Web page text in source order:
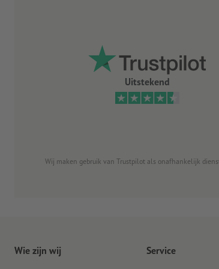
Uitstekend
Wij maken gebruik van Trustpilot als onafhankelijk
Wie zijn wij Service